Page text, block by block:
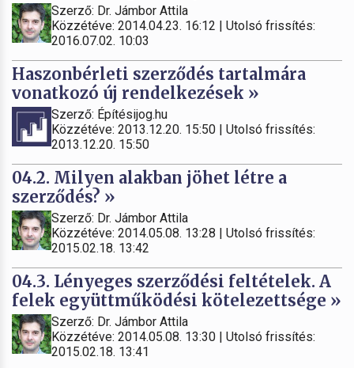
Szerző: Dr. Jámbor Attila
Közzétéve: 2014.04.23. 16:12 | Utolsó frissítés:
2016.07.02. 10:03
Haszonbérleti szerződés tartalmára
vonatkozó új rendelkezések »
Szerző: Építésijog.hu
Közzétéve: 2013.12.20. 15:50 | Utolsó frissítés:
2013.12.20. 15:50
04.2. Milyen alakban jöhet létre a
szerződés? »
Szerző: Dr. Jámbor Attila
Közzétéve: 2014.05.08. 13:28 | Utolsó frissítés:
2015.02.18. 13:42
04.3. Lényeges szerződési feltételek. A
felek együttműködési kötelezettsége »
Szerző: Dr. Jámbor Attila
Közzétéve: 2014.05.08. 13:30 | Utolsó frissítés:
2015.02.18. 13:41